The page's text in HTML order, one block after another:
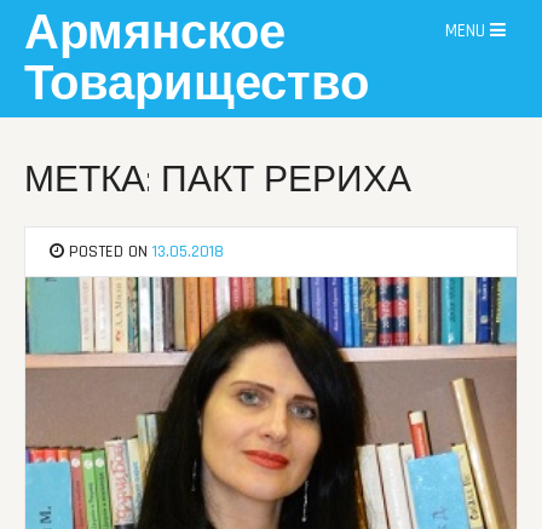
content
Армянское
Товарищество
MENU
МЕТКА: ПАКТ РЕРИХА
POSTED ON13.05.2018